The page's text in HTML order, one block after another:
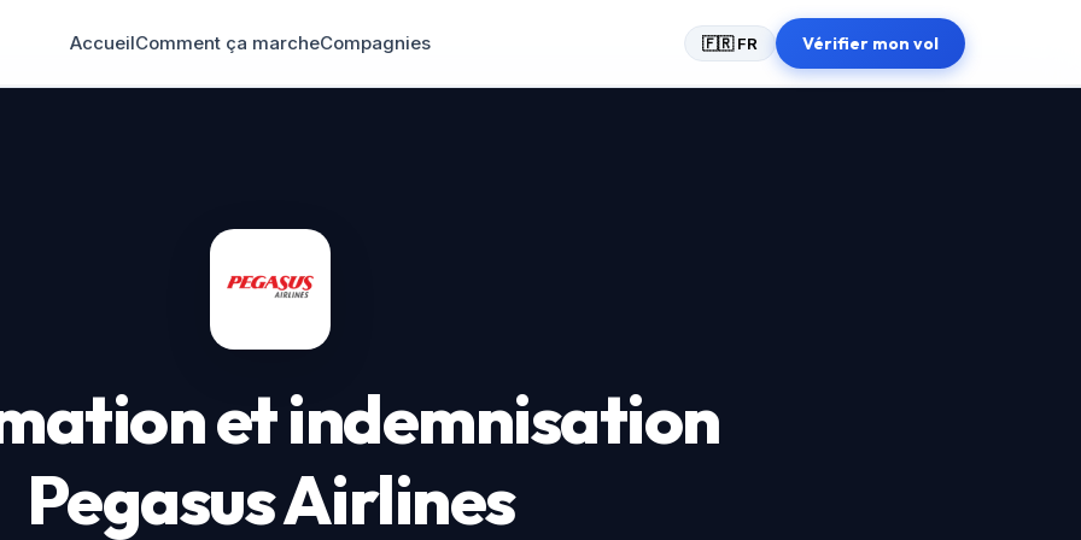
AccueilComment ça marcheCompagnies 🇫🇷 FR Vérifier mon vol
et indemnisation
Pegasus Airlines